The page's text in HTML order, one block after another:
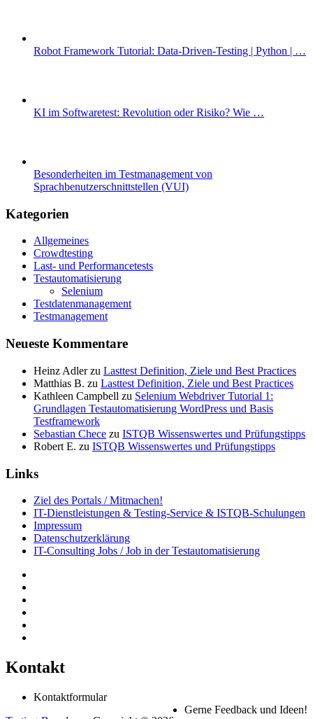
Robot Framework Tutorial: Data-Driven-Testing | Python | …
KI im Softwaretest: Revolution oder Risiko? Wie …
Besonderheiten im Testmanagement von
Sprachbenutzerschnittstellen (VUI)
Kategorien
Allgemeines
Crowdtesting
Last- und Performancetests
Testautomatisierung
Selenium
Testdatenmanagement
Testmanagement
Neueste Kommentare
Heinz Adlerzu Lasttest Definition, Ziele und Best Practices
Matthias B. zu Lasttest Definition, Ziele und Best Practices
Kathleen Campbell zu Selenium Webdriver Tutorial 1:
Grundlagen Testautomatisierung WordPress und Basis
Testframework
Sebastian Chece zu ISTQB Wissenswertes und Prüfungstipps
Robert E. zu ISTQB Wissenswertes und Prüfungstipps
Links
Ziel des Portals / Mitmachen!
IT-Dienstleistungen & Testing-Service & ISTQB-Schulungen
Impressum
Datenschutzerklärung
IT-Consulting Jobs / Job in der Testautomatisierung
Kontakt
Kontaktformular
Gerne Feedback und Ideen!